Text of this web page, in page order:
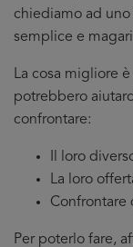
chiediamo ad
semplice e
La cosa migliore
potrebbero
confrontare:
Il loro
La loro
Confrontare
Per poterlo fare,